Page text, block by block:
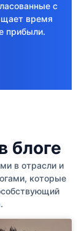
с
время
прибыли.
блоге
в отрасли и
которые